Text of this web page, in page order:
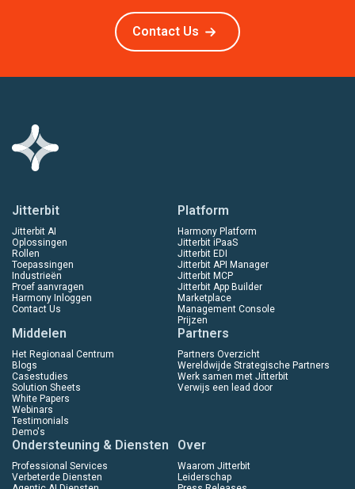
Contact Us
Jitterbit
Jitterbit AI
Oplossingen
Rollen
Toepassingen
Industrieën
Proef aanvragen
Harmony Inloggen
Contact Us
Platform
Harmony Platform
Jitterbit iPaaS
Jitterbit EDI
Jitterbit API Manager
Jitterbit MCP
Jitterbit App Builder
Marketplace
Management Console
Prijzen
Middelen
Het Regionaal Centrum
Blogs
Casestudies
Solution Sheets
White Papers
Webinars
Testimonials
Demo's
Partners
Partners Overzicht
Wereldwijde Strategische Partners
Werk samen met Jitterbit
Verwijs een lead door
Ondersteuning & Diensten
Professional Services
Verbeterde Diensten
Over
Waarom Jitterbit
Leiderschap